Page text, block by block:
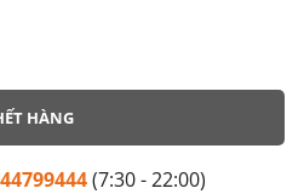
HÀNG
(7:30 - 22:00)